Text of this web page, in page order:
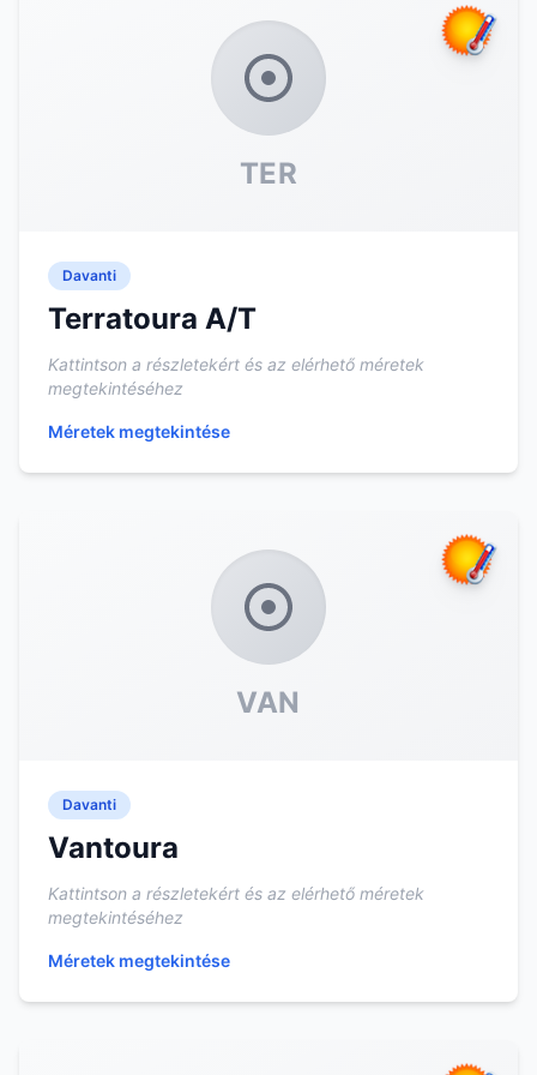
TER
Davanti
Terratoura A/T
Kattintson a részletekért és az elérhető méretek
megtekintéséhez
Méretek megtekintése
VAN
Davanti
Vantoura
Kattintson a részletekért és az elérhető méretek
megtekintéséhez
Méretek megtekintése